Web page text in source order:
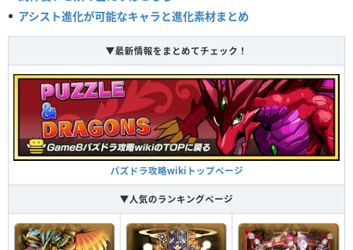
アシスト進化が可能なキャラと進化素材まとめ
▼最新情報をまとめてチェック！
パズドラ攻略wikiトップページ
▼人気のランキングページ